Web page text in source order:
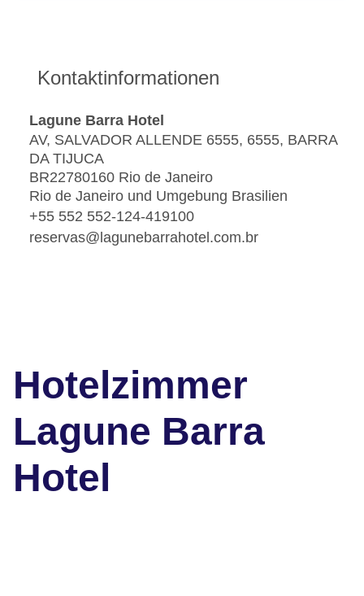
Kontaktinformationen
Lagune Barra Hotel
AV, SALVADOR ALLENDE 6555, 6555, BARRA
DA TIJUCA
BR22780160 Rio de Janeiro
Rio de Janeiro und Umgebung Brasilien
+55 552 552-124-419100
reservas@lagunebarrahotel.com.br
Hotelzimmer
Lagune Barra
Hotel